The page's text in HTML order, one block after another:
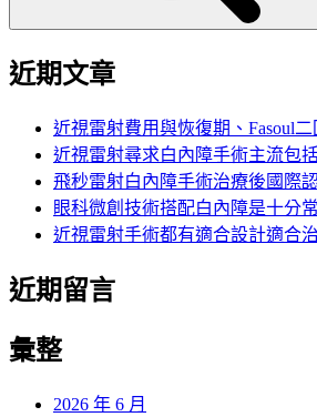
近期文章
近視雷射費用與恢復期、Fasoul
近視雷射尋求白內障手術主流包
飛秒雷射白內障手術治療後國際
眼科微創技術搭配白內障是十分
近視雷射手術都有適合設計適合
近期留言
彙整
2026 年 6 月